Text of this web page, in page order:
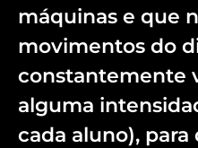
máquinas e que
movimentos do
constantemente
alguma
cada aluno), para